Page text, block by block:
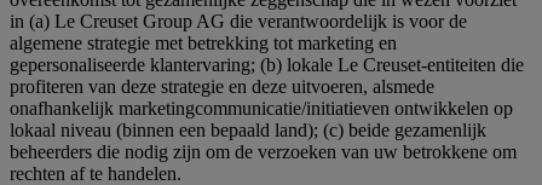
in (a) Le Creuset Group AG die verantwoordelijk is voor de
algemene strategie met betrekking tot marketing en
gepersonaliseerde klantervaring; (b) lokale Le Creuset-entiteiten die
profiteren van deze strategie en deze uitvoeren, alsmede
onafhankelijk marketingcommunicatie/initiatieven ontwikkelen op
lokaal niveau (binnen een bepaald land); (c) beide gezamenlijk
beheerders die nodig zijn om de verzoeken van uw betrokkene om
rechten af te handelen.